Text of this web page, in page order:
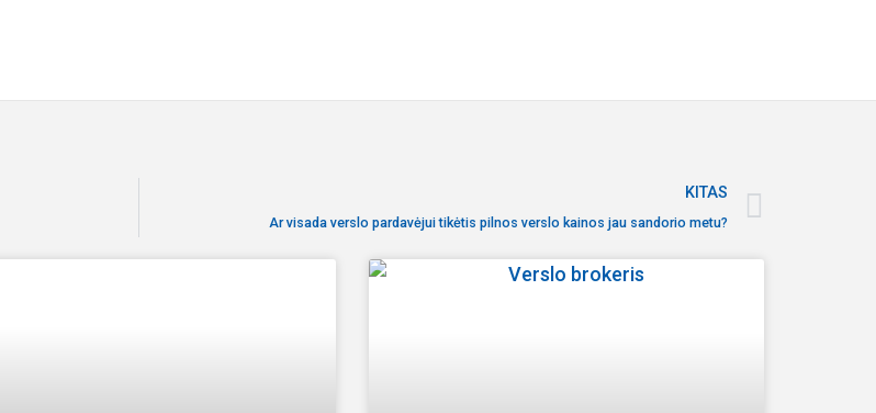
KITAS
Ar visada verslo pardavėjui tikėtis pilnos verslo kainos jau sandorio metu?